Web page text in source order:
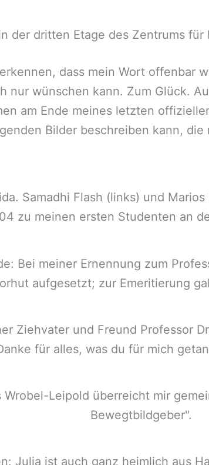
der dritten Etage des Zentrums
dass mein Wort offenbar
nur wünschen kann. Zum Glück.
am Ende meines letzten
Bilder beschreiben kann, die
Samadhi Flash (links) und
zu meinen ersten Studenten an
Bei meiner Ernennung zum
aufgesetzt; zur Emeritierung
Ziehvater und Freund Professor
für alles, was du für mich
Leipold überreicht mir
Bewegtbildgeber".
Julia ist auch ganz heimlich aus